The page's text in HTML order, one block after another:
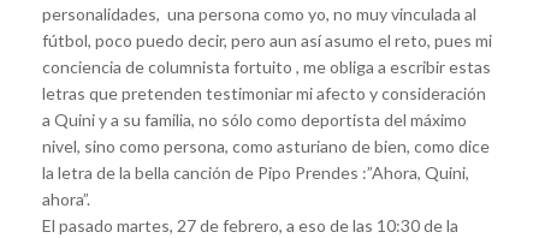
personalidades, una persona como yo, no muy vinculada al
fútbol, poco puedo decir, pero aun así asumo el reto, pues mi
conciencia de columnista fortuito , me obliga a escribir estas
letras que pretenden testimoniar mi afecto y consideración
a Quini y a su familia, no sólo como deportista del máximo
nivel, sino como persona, como asturiano de bien, como dice
la letra de la bella canción de Pipo Prendes :”Ahora, Quini,
ahora”.
El pasado martes, 27 de febrero, a eso de las 10:30 de la